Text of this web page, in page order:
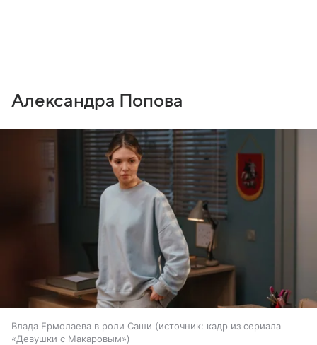
Александра Попова
Влада Ермолаева в роли Саши источник: кадр из сериала
«Девушки с Макаровым»